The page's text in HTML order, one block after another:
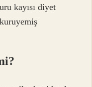
kayısı diyet